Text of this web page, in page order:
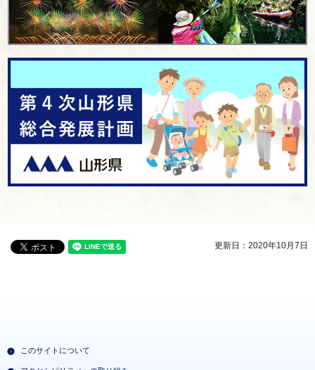
更新日：2020年10月7日
このサイトについて